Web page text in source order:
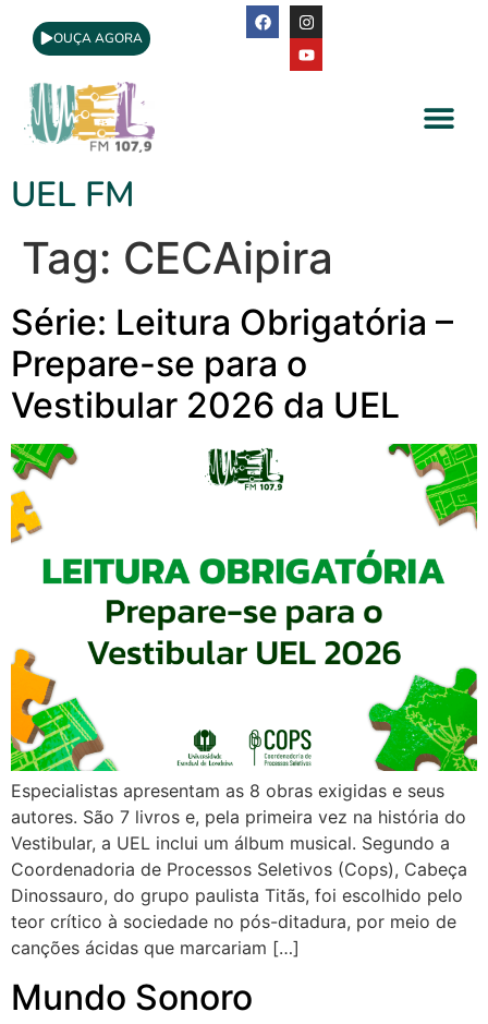
OUÇA AGORA
UEL FM
Tag: CECAipira
Série: Leitura Obrigatória –
Prepare-se para o
Vestibular 2026 da UEL
Especialistas apresentam as 8 obras exigidas e seus
autores. São 7 livros e, pela primeira vez na história do
Vestibular, a UEL inclui um álbum musical. Segundo a
Coordenadoria de Processos Seletivos (Cops), Cabeça
Dinossauro, do grupo paulista Titãs, foi escolhido pelo
teor crítico à sociedade no pós-ditadura, por meio de
canções ácidas que marcariam […]
Mundo Sonoro